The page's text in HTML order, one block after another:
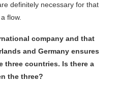
definitely necessary for that
flow.
company and that
and Germany ensures
three countries. Is there a
the three?